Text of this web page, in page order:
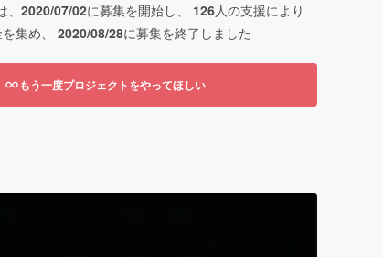
2020/07/02に募集を開始し、 126人の支援により
集め、 2020/08/28に募集を終了しました
もう一度プロジェクトをやってほしい